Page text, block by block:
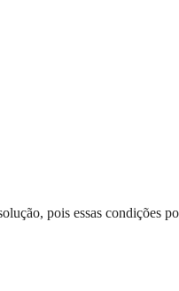
pois essas condições